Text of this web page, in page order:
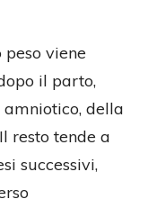
viene
il parto,
della
resto tende a
successivi,